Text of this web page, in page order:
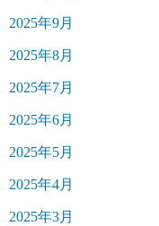
2025年9月
2025年8月
2025年7月
2025年6月
2025年5月
2025年4月
2025年3月